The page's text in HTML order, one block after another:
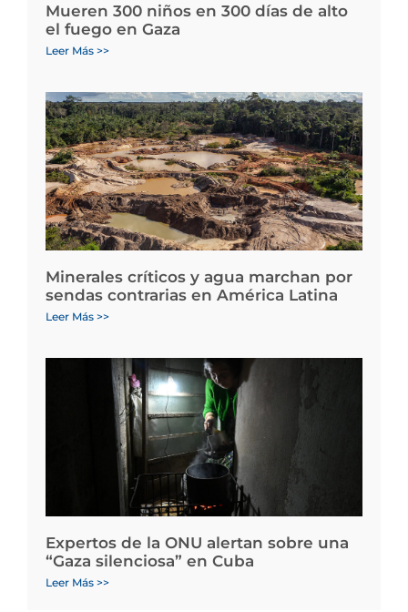
Mueren 300 niños en 300 días de alto
el fuego en Gaza
Leer Más >>
Minerales críticos y agua marchan por
sendas contrarias en América Latina
Leer Más >>
Expertos de la ONU alertan sobre una
“Gaza silenciosa” en Cuba
Leer Más >>